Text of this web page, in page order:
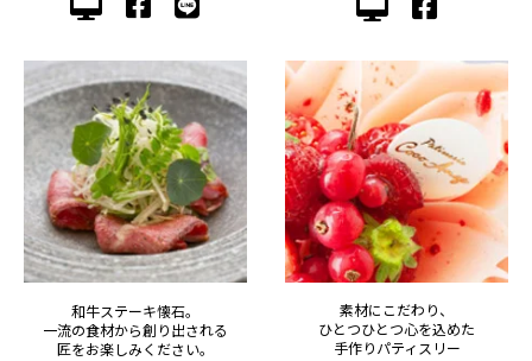
和牛ステーキ懐石。
一流の食材から創り出される
匠をお楽しみください。
素材にこだわり、
ひとつひとつ心を込めた
手作りパティスリー